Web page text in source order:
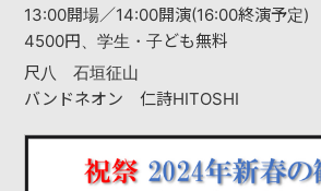
BLOG
SCHEDULE
13:00開場／14:00開演(16:00終演予定)
4500円、学生・子ども無料
尺八 石垣征山
バンドネオン 仁詩HITOSHI